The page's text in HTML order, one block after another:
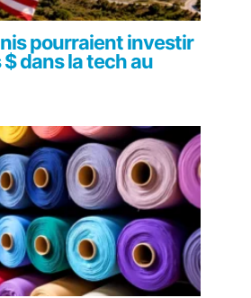
pourraient investir
dans la tech au